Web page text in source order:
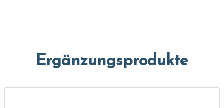
Ergänzungsprodukte